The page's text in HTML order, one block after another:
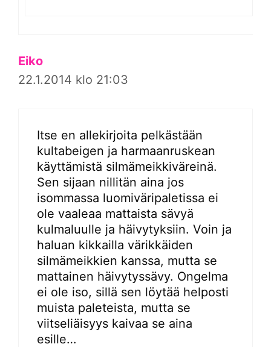
Eiko
22.1.2014 klo 21:03
Itse en allekirjoita pelkästään
kultabeigen ja harmaanruskean
käyttämistä silmämeikkiväreinä.
Sen sijaan nillitän aina jos
isommassa luomiväripaletissa ei
ole vaaleaa mattaista sävyä
kulmaluulle ja häivytyksiin. Voin ja
haluan kikkailla värikkäiden
silmämeikkien kanssa, mutta se
mattainen häivytyssävy. Ongelma
ei ole iso, sillä sen löytää helposti
muista paleteista, mutta se
viitseliäisyys kaivaa se aina
esille…